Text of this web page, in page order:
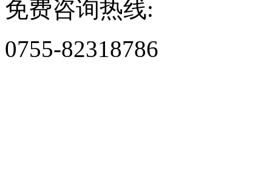
免费咨询热线:
0755-82318786